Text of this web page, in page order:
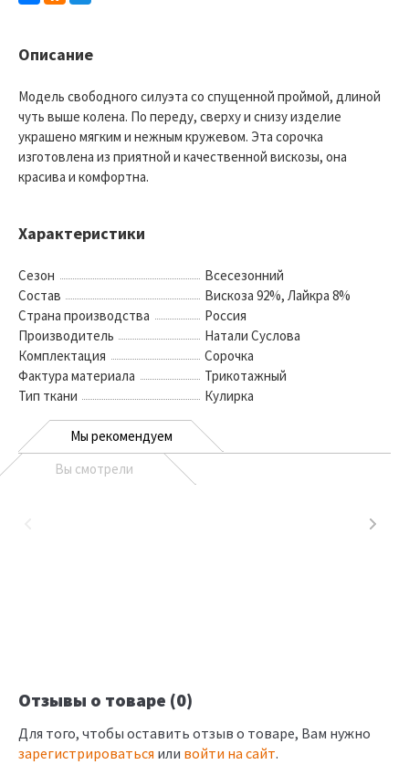
Описание
Модель свободного силуэта со спущенной проймой, длиной
чуть выше колена. По переду, сверху и снизу изделие
украшено мягким и нежным кружевом. Эта сорочка
изготовлена из приятной и качественной вискозы, она
красива и комфортна.
Характеристики
Сезон
Всесезонний
Состав
Вискоза 92%, Лайкра 8%
Страна производства
Россия
Производитель
Натали Суслова
Комплектация
Сорочка
Фактура материала
Трикотажный
Тип ткани
Кулирка
Мы рекомендуем
Вы смотрели
Отзывы о товаре (0)
Для того, чтобы оставить отзыв о товаре, Вам нужно
зарегистрироваться или войти на сайт.